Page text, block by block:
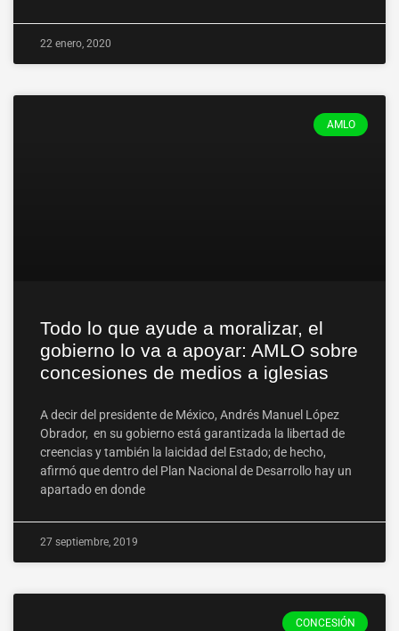
22 enero, 2020
AMLO
Todo lo que ayude a moralizar, el
gobierno lo va a apoyar: AMLO sobre
concesiones de medios a iglesias
A decir del presidente de México, Andrés Manuel López
Obrador, en su gobierno está garantizada la libertad de
creencias y también la laicidad del Estado; de hecho,
afirmó que dentro del Plan Nacional de Desarrollo hay un
apartado en donde
27 septiembre, 2019
CONCESIÓN